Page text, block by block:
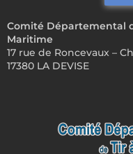
Comité Départemental
Maritime
17 rue de Roncevaux –
17380 LA DEVISE